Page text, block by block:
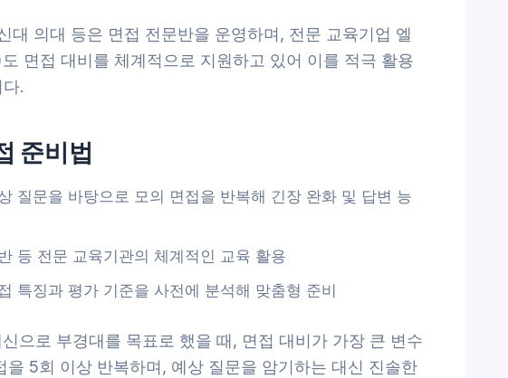
대 의대 등은 면접 전문반을 운영하며, 전문 교육기업 엘
면접 대비를 체계적으로 지원하고 있어 이를 적극 활용
.
준비법
질문을 바탕으로 모의 면접을 반복해 긴장 완화 및 답변 능
등 전문 교육기관의 체계적인 교육 활용
특징과 평가 기준을 사전에 분석해 맞춤형 준비
으로 부경대를 목표로 했을 때, 면접 대비가 가장 큰 변수
을 5회 이상 반복하며, 예상 질문을 암기하는 대신 진솔한